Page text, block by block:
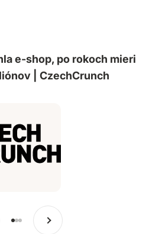
e-shop, po rokoch mieri
| CzechCrunch
Prejsť na položku 1
Prejsť na položku 2
Prejsť na položku 3
Ďalšie